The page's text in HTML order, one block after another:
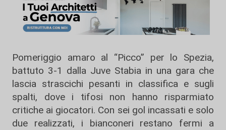
Pomeriggio amaro al “Picco” per lo Spezia,
battuto 3-1 dalla Juve Stabia in una gara che
lascia strascichi pesanti in classifica e sugli
spalti, dove i tifosi non hanno risparmiato
critiche ai giocatori. Con sei gol incassati e solo
due realizzati, i bianconeri restano fermi a